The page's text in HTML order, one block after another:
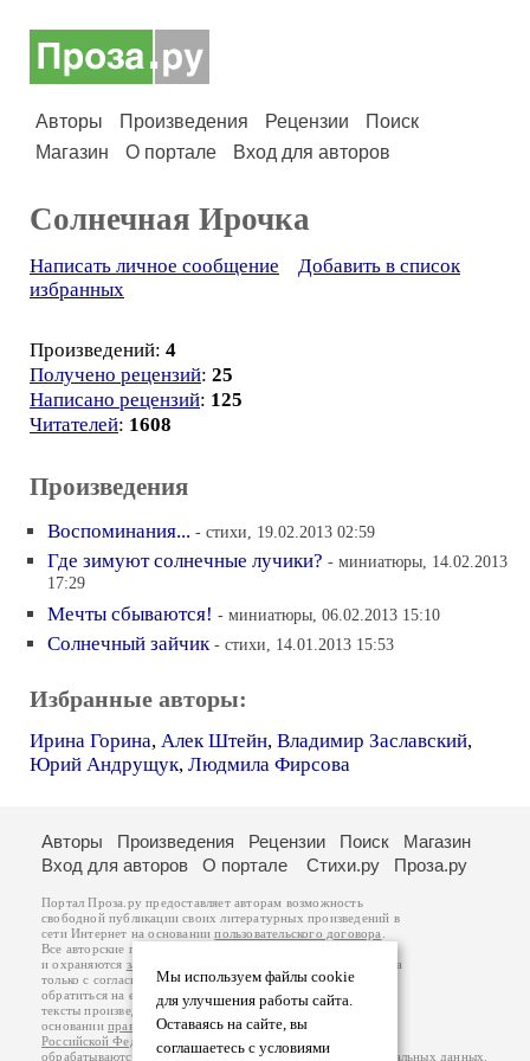
Авторы Произведения Рецензии
Поиск
Магазин
О портале Вход для авторов
Солнечная Ирочка
Написать личное сообщение
Добавить в список
избранных
Произведений: 4
Получено рецензий: 25
Написано рецензий: 125
Читателей: 1608
Произведения
Воспоминания... - стихи, 19.02.2013 02:59
Где зимуют солнечные лучики? - миниатюры, 14.02.2013
17:29
Мечты сбываются! - миниатюры, 06.02.2013 15:10
Солнечный зайчик - стихи, 14.01.2013 15:53
Избранные авторы:
Ирина Горина, Алек Штейн, Владимир Заславский,
Юрий Андрущук, Людмила Фирсова
Мы используем файлы cookie
для улучшения работы сайта.
Оставаясь на сайте, вы
соглашаетесь с условиями
Авторы Произведения Рецензии Поиск
Магазин
Вход для авторов
О портале Стихи.ру Проза.ру
Портал Проза.ру предоставляет авторам возможность
свободной публикации своих литературных произведений в
сети Интернет на основаниипользовательского договора
Все авторские права на произведения принадлежат авторам
и охраняются законом
. Перепечатка произведений возможна
только с согласия его автора, к которому вы можете
обратиться на его авторской странице. Ответственность за
тексты произведений авторы несут самостоятельно на
основанииправил публикацииизаконодательства
Российской Федерации
обрабатываются на основанииПолитики обработки персональных данных